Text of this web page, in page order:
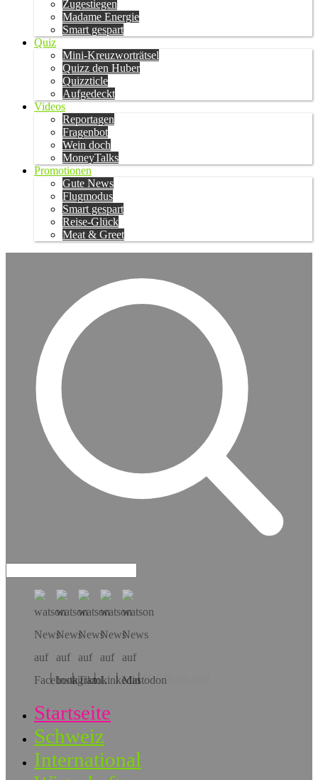
Zugestiegen
Madame Energie
Smart gespart
Quiz
Mini-Kreuzworträtsel
Quizz den Huber
Quizzticle
Aufgedeckt
Videos
Reportagen
Fragenbot
Wein doch
MoneyTalks
Promotionen
Gute News
Flugmodus
Smart gespart
Reise-Glück
Meat & Greet
Hol dir die App!
Startseite
Schweiz
International